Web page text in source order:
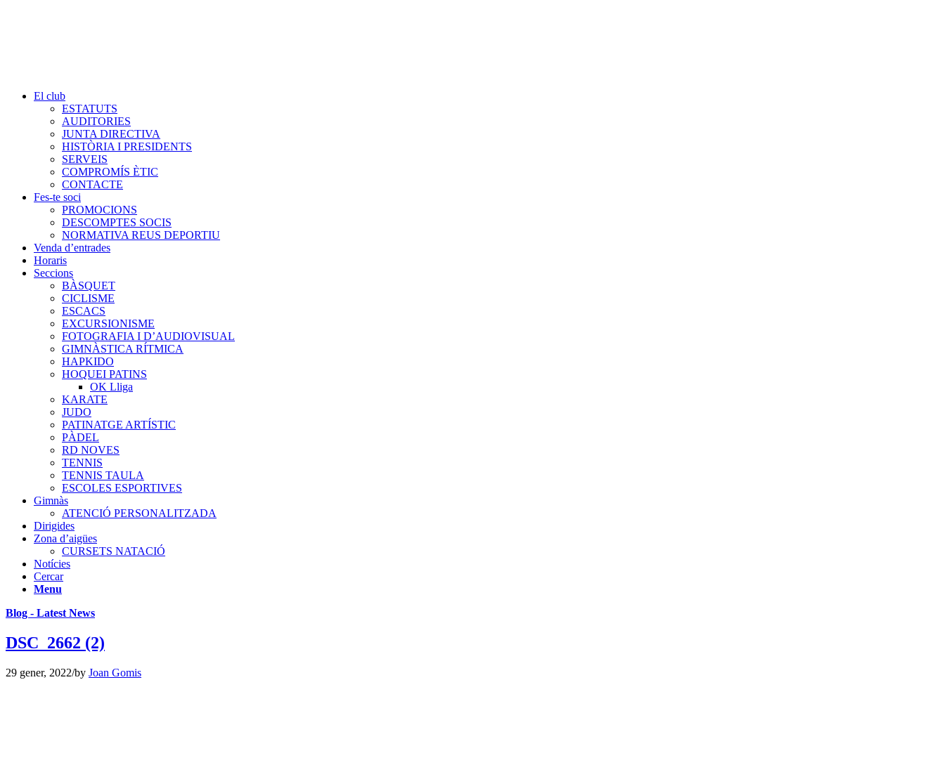
El club
ESTATUTS
AUDITORIES
JUNTA DIRECTIVA
HISTÒRIA I PRESIDENTS
SERVEIS
COMPROMÍS ÈTIC
CONTACTE
Fes-te soci
PROMOCIONS
DESCOMPTES SOCIS
NORMATIVA REUS DEPORTIU
Venda d’entrades
Horaris
Seccions
BÀSQUET
CICLISME
ESCACS
EXCURSIONISME
FOTOGRAFIA I D’AUDIOVISUAL
GIMNÀSTICA RÍTMICA
HAPKIDO
HOQUEI PATINS
OK Lliga
KARATE
JUDO
PATINATGE ARTÍSTIC
PÀDEL
RD NOVES
TENNIS
TENNIS TAULA
ESCOLES ESPORTIVES
Gimnàs
ATENCIÓ PERSONALITZADA
Dirigides
Zona d’aigües
CURSETS NATACIÓ
Notícies
Cercar
Menu
Blog - Latest News
DSC_2662 (2)
29 gener, 2022/by Joan Gomis